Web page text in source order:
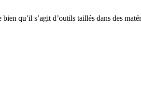
qu’il s’agit d’outils taillés dans des